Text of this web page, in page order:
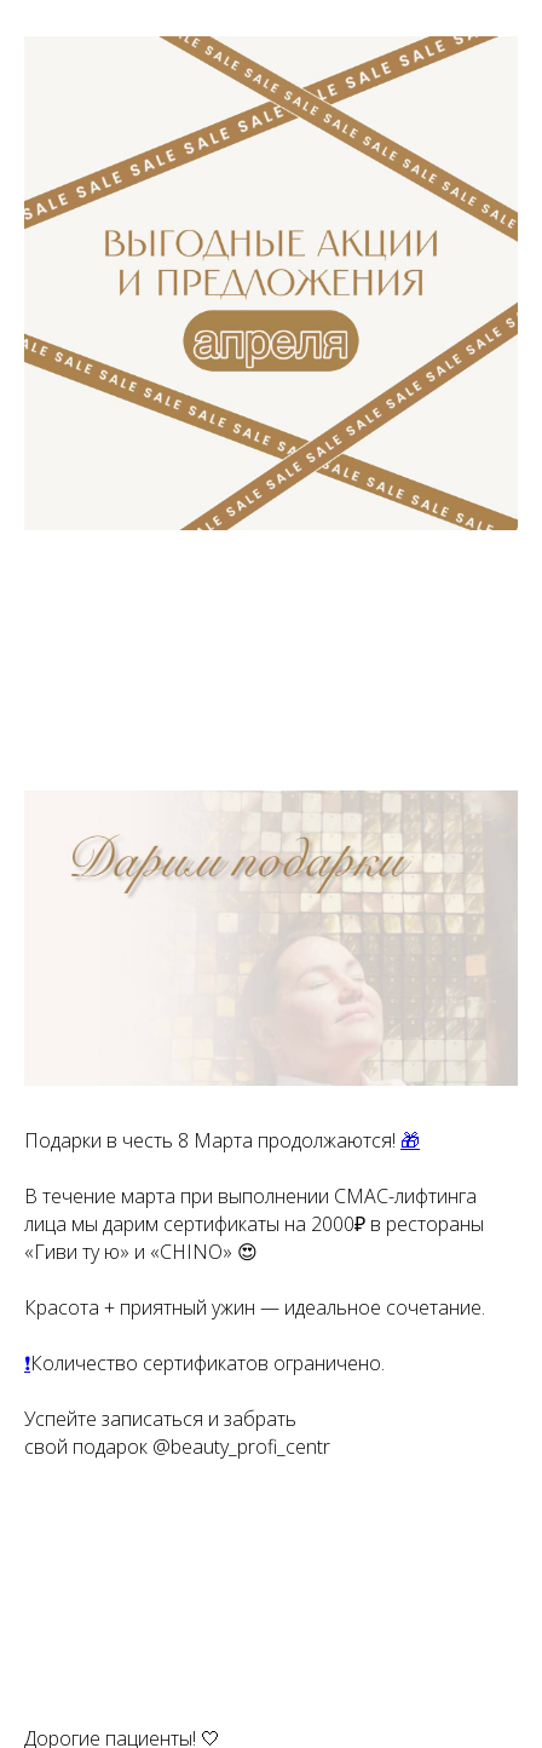
Подарки в честь 8 Марта продолжаются! 🎁
В течение марта при выполнении СМАС-лифтинга
лица мы дарим сертификаты на 2000₽ в рестораны
«Гиви ту ю» и «CHINO» 😍
Красота + приятный ужин — идеальное сочетание.
❗Количество сертификатов ограничено.
Успейте записаться и забрать
свой подарок @beauty_profi_centr
Дорогие пациенты! 🤍